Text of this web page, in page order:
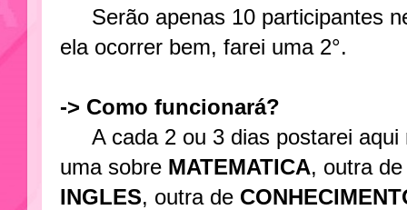
Serão apenas 10 participantes
ela ocorrer bem, farei uma 2°.
-> Como funcionará?
A cada 2 ou 3 dias postarei aqui
uma sobre MATEMATICA, outra
INGLES, outra de